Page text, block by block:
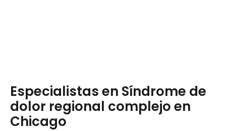
Especialistas en Síndrome de
dolor regional complejo en
Chicago